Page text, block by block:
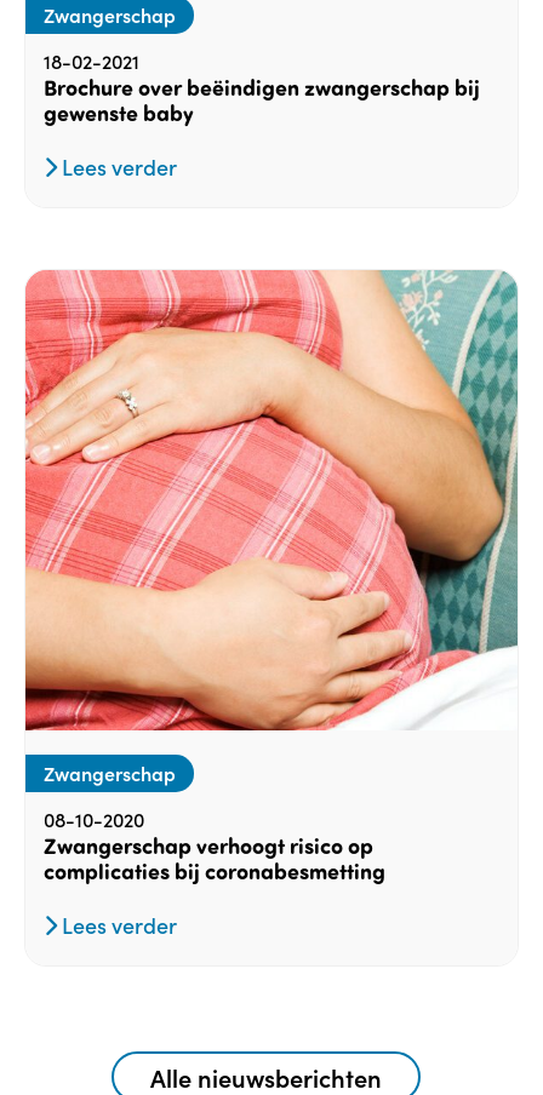
Zwangerschap
18-02-2021
Brochure over beëindigen zwangerschap bij
gewenste baby
Lees verder
Zwangerschap
08-10-2020
Zwangerschap verhoogt risico op
complicaties bij coronabesmetting
Lees verder
Alle nieuwsberichten